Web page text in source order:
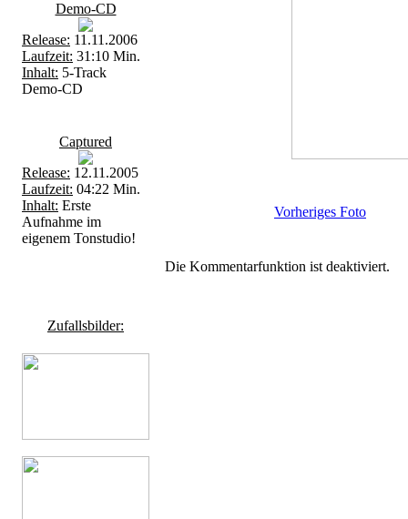
Demo-CD
Release: 11.11.2006
Laufzeit: 31:10 Min.
Inhalt: 5-Track
Demo-CD
Captured
Release: 12.11.2005
Laufzeit: 04:22 Min.
Inhalt: Erste
Aufnahme im
eigenem Tonstudio!
Zufallsbilder:
Vorheriges Foto
Die Kommentarfunktion ist deaktiviert.